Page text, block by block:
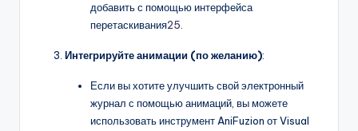
добавить с помощью интерфейса
перетаскивания25
Интегрируйте анимации (по желанию):
Если вы хотите улучшить свой электронный
журнал с помощью анимаций, вы можете
использовать инструмент AniFuzion от Visual